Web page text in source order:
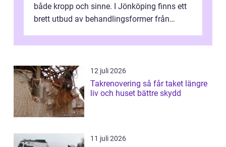
både kropp och sinne. I Jönköping finns ett
brett utbud av behandlingsformer från
12 juli 2026
Takrenovering så får taket längre
liv och huset bättre skydd
11 juli 2026